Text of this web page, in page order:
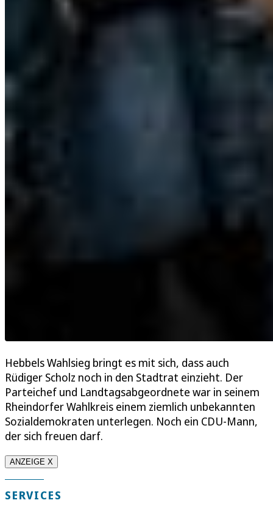
Hebbels Wahlsieg bringt es mit sich, dass auch
Rüdiger Scholz noch in den Stadtrat einzieht. Der
Parteichef und Landtagsabgeordnete war in seinem
Rheindorfer Wahlkreis einem ziemlich unbekannten
Sozialdemokraten unterlegen. Noch ein CDU-Mann,
der sich freuen darf.
ANZEIGE X
SERVICES